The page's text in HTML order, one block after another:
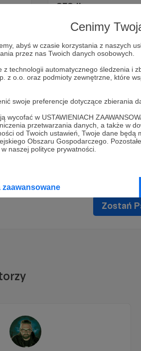
Cenimy
abyś w czasie korzystania z naszych
przez nas Twoich danych osobowych.
z technologii automatycznego śledzenia i
z o.o. oraz podmioty zewnętrzne, które
swoje preferencje dotyczące zbierania
wycofać w USTAWIENIACH
przetwarzania danych, a także w
od Twoich ustawień, Twoje dane
Obszaru Gospodarczego.
naszej polityce prywatności.
zaawansowane
SESJI
Dołącz do
Zostań